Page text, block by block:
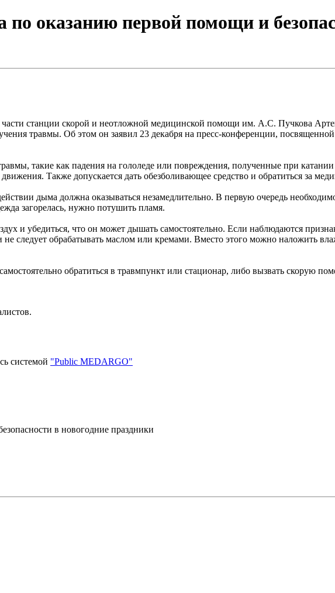
оказанию первой помощи и
части станции скорой и неотложной медицинской помощи им. А.С. Пучкова
травмы. Об этом он заявил 23 декабря на пресс-конференции,
такие как падения на гололеде или повреждения, полученные при катании
Также допускается дать обезболивающее средство и обратиться за
дыма должна оказываться незамедлительно. В первую очередь
загорелась, нужно потушить пламя.
и убедиться, что он может дышать самостоятельно. Если наблюдаются
следует обрабатывать маслом или кремами. Вместо этого можно наложить
обратиться в травмпункт или стационар, либо вызвать скорую
системой "Public MEDARGO"
в новогодние праздники